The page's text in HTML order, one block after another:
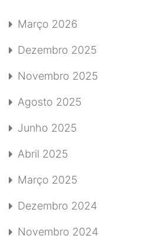
Março 2026
Dezembro 2025
Novembro 2025
Agosto 2025
Junho 2025
Abril 2025
Março 2025
Dezembro 2024
Novembro 2024